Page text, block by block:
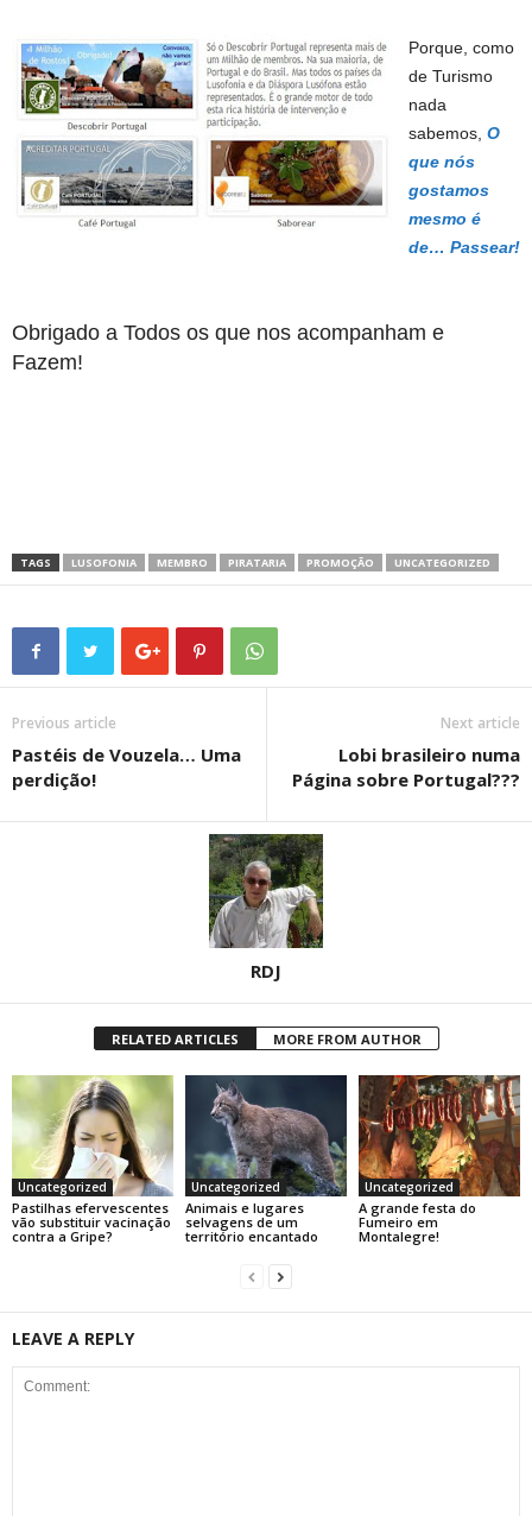
Porque, como
de Turismo
nada
sabemos, O
que nós
gostamos
mesmo é
de… Passear!
Obrigado a Todos os que nos acompanham e
Fazem!
TAGS LUSOFONIA MEMBRO PIRATARIA PROMOÇÃO UNCATEGORIZED
Previous article
Pastéis de Vouzela… Uma
perdição!
Next article
Lobi brasileiro numa
Página sobre Portugal???
RDJ
RELATED ARTICLES MORE FROM AUTHOR
Uncategorized
Pastilhas efervescentes
vão substituir vacinação
contra a Gripe?
Uncategorized
Animais e lugares
selvagens de um
território encantado
Uncategorized
A grande festa do
Fumeiro em
Montalegre!
LEAVE A REPLY